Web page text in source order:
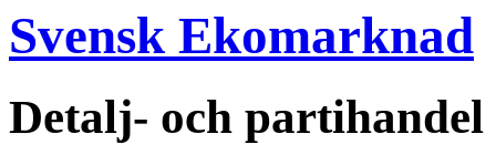
Svensk Ekomarknad
Detalj- och